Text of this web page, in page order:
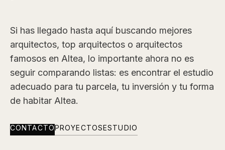
Si has llegado hasta aquí buscando mejores
arquitectos, top arquitectos o arquitectos
famosos en Altea, lo importante ahora no es
seguir comparando listas: es encontrar el estudio
adecuado para tu parcela, tu inversión y tu forma
de habitar Altea.
CONTACTOPROYECTOSESTUDIO